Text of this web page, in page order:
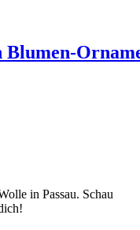
in Passau. Schau